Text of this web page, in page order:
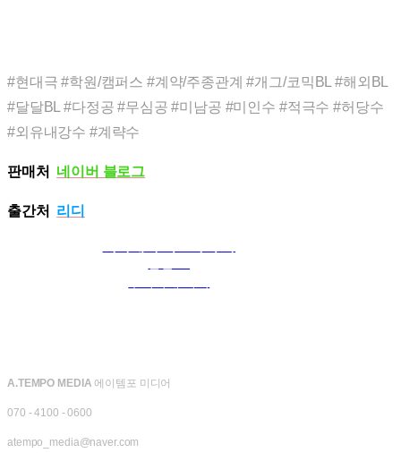
#현대극 #학원/캠퍼스 #계약/주종관계 #개그/코믹BL #해외BL
#달달BL #다정공 #무심공 #미남공 #미인수 #적극수 #허당수
#외유내강수 #계략수
판매처 네이버 블로그
출간처 리디
A.TEMPO MEDIA 에이템포 미디어
070 - 4100 - 0600
atempo_media@naver.com